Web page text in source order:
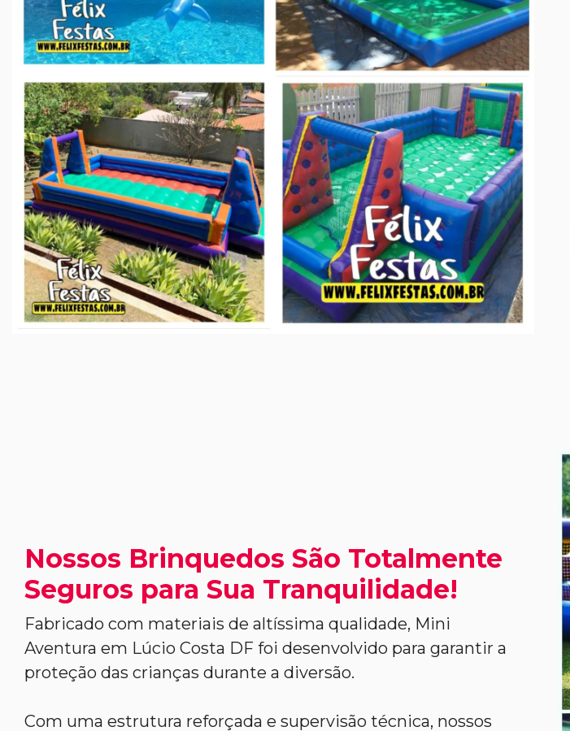
Nossos Brinquedos São Totalmente
Seguros para Sua Tranquilidade!
Fabricado com materiais de altíssima qualidade, Mini
Aventura em Lúcio Costa DF foi desenvolvido para garantir a
proteção das crianças durante a diversão.
Com uma estrutura reforçada e supervisão técnica, nossos